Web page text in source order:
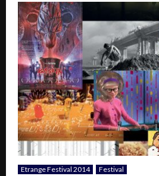
Etrange Festival 2014 Festival